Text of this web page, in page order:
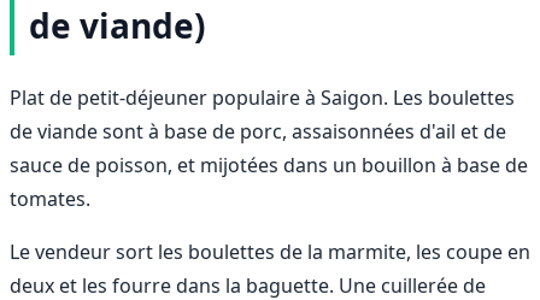
de viande)
Plat de petit-déjeuner populaire à Saigon. Les boulettes
de viande sont à base de porc, assaisonnées d'ail et de
sauce de poisson, et mijotées dans un bouillon à base de
tomates.
Le vendeur sort les boulettes de la marmite, les coupe en
deux et les fourre dans la baguette. Une cuillerée de